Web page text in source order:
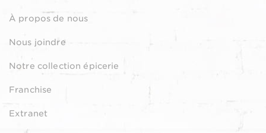
À propos de nous
Nous joindre
Notre collection épicerie
Franchise
Extranet